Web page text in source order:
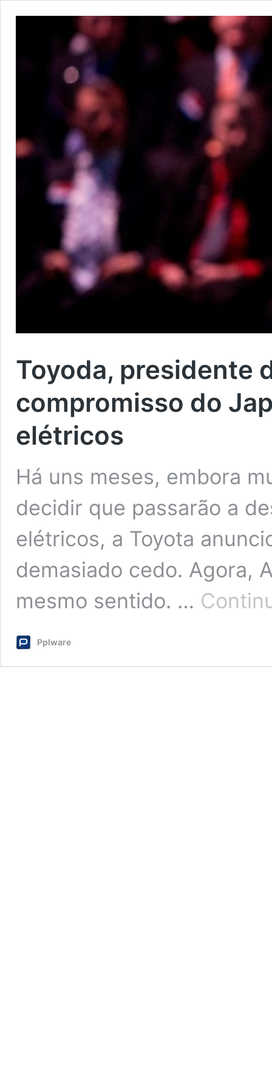
Toyoda, presidente
compromisso do
elétricos
Há uns meses, embora
decidir que passarão a
elétricos, a Toyota
demasiado cedo. Agora,
mesmo sentido. …
Pplware